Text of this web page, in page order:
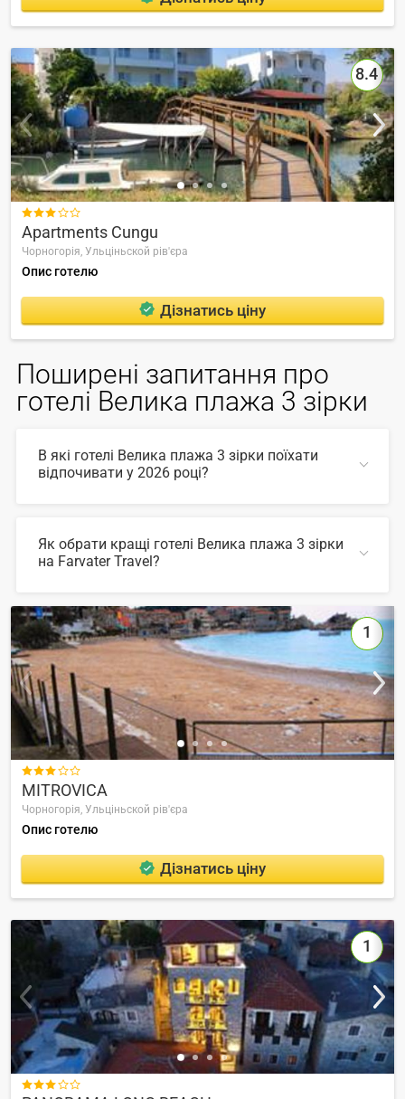
8.4

Apartments Cungu
Чорногорія, Ульціньской рів'єра
Опис готелю
Дізнатись ціну
Поширені запитання про
готелі Велика плажа 3 зірки
В які готелі Велика плажа 3 зірки поїхати
відпочивати у 2026 році?
Як обрати кращі готелі Велика плажа 3 зірки
на Farvater Travel?
скористатись зручним пошуком по сайту, також на
Farvater Travel ви знайдете безліч фото готелів та
відгуків про кращі готелі Велика плажа 3 зірки
ЗГОРНУТИ
1

MITROVICA
Чорногорія, Ульціньской рів'єра
Опис готелю
Дізнатись ціну
1
